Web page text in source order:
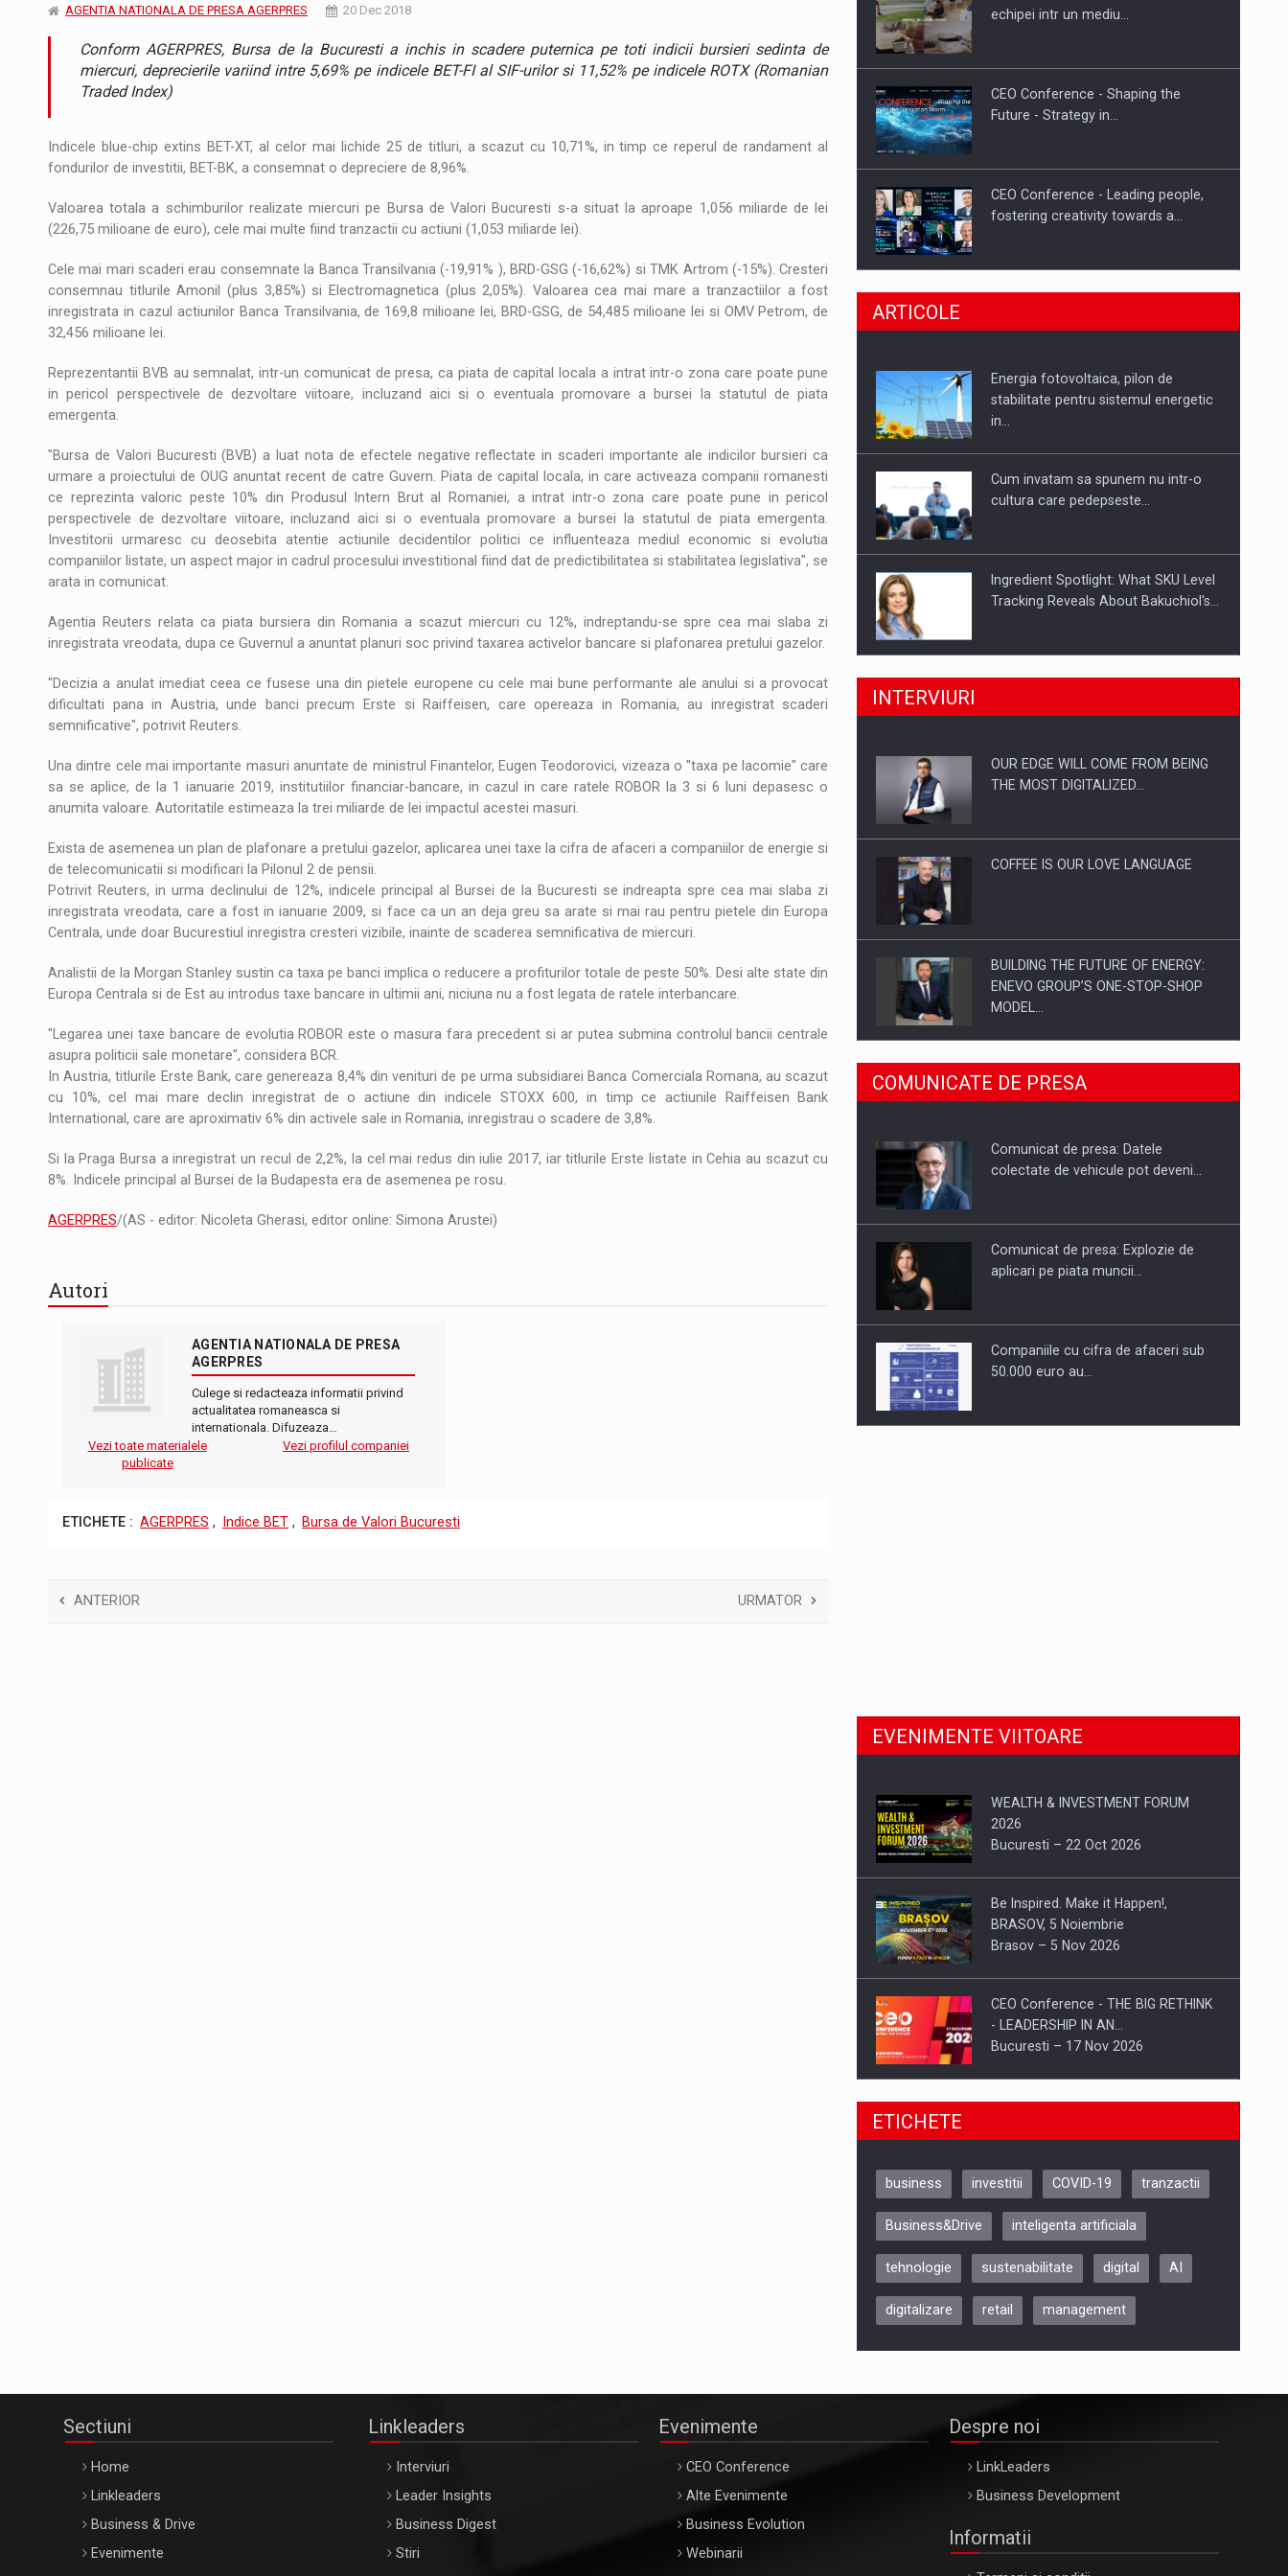
STIRI Noul Mercedes-Benz VLE este acum disponibil pentru comanda intr-o gama extinsa de variante atragatoare
STIRI JAECOO 5 SHS-H a ajuns in Romania
ARTICOLE Proteinmaxxing and the Future of Protein Demand
AGENTIA NATIONALA DE PRESA AGERPRES 20 Dec 2018
Conform AGERPRES, Bursa de la Bucuresti a inchis in scadere puternica pe toti indicii bursieri sedinta de
miercuri, deprecierile variind intre 5,69% pe indicele BET-FI al SIF-urilor si 11,52% pe indicele ROTX (Romanian
Traded Index)
Indicele blue-chip extins BET-XT, al celor mai lichide 25 de titluri, a scazut cu 10,71%, in timp ce reperul de randament al
fondurilor de investitii, BET-BK, a consemnat o depreciere de 8,96%.
Valoarea totala a schimburilor realizate miercuri pe Bursa de Valori Bucuresti s-a situat la aproape 1,056 miliarde de lei
(226,75 milioane de euro), cele mai multe fiind tranzactii cu actiuni (1,053 miliarde lei).
Cele mai mari scaderi erau consemnate la Banca Transilvania (-19,91% ), BRD-GSG (-16,62%) si TMK Artrom (-15%). Cresteri
consemnau titlurile Amonil (plus 3,85%) si Electromagnetica (plus 2,05%). Valoarea cea mai mare a tranzactiilor a fost
inregistrata in cazul actiunilor Banca Transilvania, de 169,8 milioane lei, BRD-GSG, de 54,485 milioane lei si OMV Petrom, de
32,456 milioane lei.
Reprezentantii BVB au semnalat, intr-un comunicat de presa, ca piata de capital locala a intrat intr-o zona care poate pune
in pericol perspectivele de dezvoltare viitoare, incluzand aici si o eventuala promovare a bursei la statutul de piata
emergenta.
"Bursa de Valori Bucuresti (BVB) a luat nota de efectele negative reflectate in scaderi importante ale indicilor bursieri ca
urmare a proiectului de OUG anuntat recent de catre Guvern. Piata de capital locala, in care activeaza companii romanesti
ce reprezinta valoric peste 10% din Produsul Intern Brut al Romaniei, a intrat intr-o zona care poate pune in pericol
perspectivele de dezvoltare viitoare, incluzand aici si o eventuala promovare a bursei la statutul de piata emergenta.
Investitorii urmaresc cu deosebita atentie actiunile decidentilor politici ce influenteaza mediul economic si evolutia
companiilor listate, un aspect major in cadrul procesului investitional fiind dat de predictibilitatea si stabilitatea legislativa", se
arata in comunicat.
Agentia Reuters relata ca piata bursiera din Romania a scazut miercuri cu 12%, indreptandu-se spre cea mai slaba zi
inregistrata vreodata, dupa ce Guvernul a anuntat planuri soc privind taxarea activelor bancare si plafonarea pretului gazelor.
"Decizia a anulat imediat ceea ce fusese una din pietele europene cu cele mai bune performante ale anului si a provocat
dificultati pana in Austria, unde banci precum Erste si Raiffeisen, care opereaza in Romania, au inregistrat scaderi
semnificative", potrivit Reuters.
Una dintre cele mai importante masuri anuntate de ministrul Finantelor, Eugen Teodorovici, vizeaza o ''taxa pe lacomie" care
sa se aplice, de la 1 ianuarie 2019, institutiilor financiar-bancare, in cazul in care ratele ROBOR la 3 si 6 luni depasesc o
anumita valoare. Autoritatile estimeaza la trei miliarde de lei impactul acestei masuri.
Exista de asemenea un plan de plafonare a pretului gazelor, aplicarea unei taxe la cifra de afaceri a companiilor de energie si
de telecomunicatii si modificari la Pilonul 2 de pensii.
Potrivit Reuters, in urma declinului de 12%, indicele principal al Bursei de la Bucuresti se indreapta spre cea mai slaba zi
inregistrata vreodata, care a fost in ianuarie 2009, si face ca un an deja greu sa arate si mai rau pentru pietele din Europa
Centrala, unde doar Bucurestiul inregistra cresteri vizibile, inainte de scaderea semnificativa de miercuri.
Analistii de la Morgan Stanley sustin ca taxa pe banci implica o reducere a profiturilor totale de peste 50%. Desi alte state din
Europa Centrala si de Est au introdus taxe bancare in ultimii ani, niciuna nu a fost legata de ratele interbancare.
"Legarea unei taxe bancare de evolutia ROBOR este o masura fara precedent si ar putea submina controlul bancii centrale
asupra politicii sale monetare", considera BCR.
In Austria, titlurile Erste Bank, care genereaza 8,4% din venituri de pe urma subsidiarei Banca Comerciala Romana, au scazut
cu 10%, cel mai mare declin inregistrat de o actiune din indicele STOXX 600, in timp ce actiunile Raiffeisen Bank
International, care are aproximativ 6% din activele sale in Romania, inregistrau o scadere de 3,8%.
Si la Praga Bursa a inregistrat un recul de 2,2%, la cel mai redus din iulie 2017, iar titlurile Erste listate in Cehia au scazut cu
8%. Indicele principal al Bursei de la Budapesta era de asemenea pe rosu.
AGERPRES/(AS - editor: Nicoleta Gherasi, editor online: Simona Arustei)
Autori
AGENTIA NATIONALA DE PRESA
AGERPRES
Culege si redacteaza informatii privind
actualitatea romaneasca si
internationala. Difuzeaza…
Vezi toate materialele
publicate
Vezi profilul companiei
ETICHETE : AGERPRES , Indice BET , Bursa de Valori Bucuresti
ANTERIOR URMATOR
Hard Enduro Piatra Craiului 2026,
echipei intr un mediu…
CEO Conference - Shaping the
Future - Strategy in…
CEO Conference - Leading people,
fostering creativity towards a…
CEO Conference - Shaping The
Webinar - Business Evolution-
RETHINK STRATEGY-Finantare
ARTICOLE
Energia fotovoltaica, pilon de
stabilitate pentru sistemul energetic
in…
Cum invatam sa spunem nu intr-o
cultura care pedepseste…
Ingredient Spotlight: What SKU Level
Tracking Reveals About Bakuchiol's…
Producatorii si comerciantii care nu
Proteinmaxxing and the Future of
INTERVIURI
OUR EDGE WILL COME FROM BEING
THE MOST DIGITALIZED…
COFFEE IS OUR LOVE LANGUAGE
BUILDING THE FUTURE OF ENERGY:
ENEVO GROUP’S ONE-STOP-SHOP
MODEL…
ROOTED IN ROMANIA, BUILT TO
DELIVER TECHNOLOGY FOR THE…
PUTTING ROMANIAN CORPORATE
COMUNICATE DE PRESA
Comunicat de presa: Datele
colectate de vehicule pot deveni…
Comunicat de presa: Explozie de
aplicari pe piata muncii…
Companiile cu cifra de afaceri sub
50.000 euro au…
EVENIMENTE VIITOARE
WEALTH & INVESTMENT FORUM
2026
Bucuresti – 22 Oct 2026
Be Inspired. Make it Happen!,
BRASOV, 5 Noiembrie
Brasov – 5 Nov 2026
CEO Conference - THE BIG RETHINK
- LEADERSHIP IN AN…
Bucuresti – 17 Nov 2026
Be Inspired. Make it Happen!, CLUJ, 9
ARTEMIS LETO, ORADEA, 8
Oradea – 8 Oct 2026
ETICHETE
business investitii COVID-19 tranzactii
Business&Drive inteligenta artificiala
tehnologie sustenabilitate digital AI
digitalizare retail management
Sectiuni
Home
Linkleaders
Business & Drive
Evenimente
Linkleaders
Interviuri
Leader Insights
Business Digest
Stiri
Evenimente
CEO Conference
Alte Evenimente
Business Evolution
Webinarii
Despre noi
LinkLeaders
Business Development
Informatii